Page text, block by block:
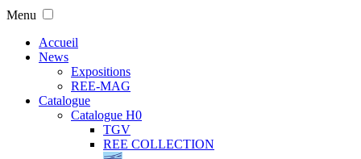
Menu
Accueil
News
Expositions
REE-MAG
Catalogue
Catalogue H0
TGV
REE COLLECTION